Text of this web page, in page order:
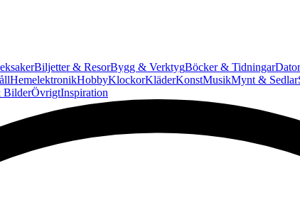
Biljetter & ResorBygg & VerktygBöcker & Tidningar
HemelektronikHobbyKlockorKläderKonstMusikMynt & Sedlar
BilderÖvrigtInspiration